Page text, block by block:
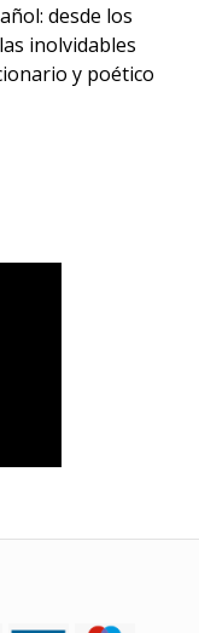
desde los
inolvidables
y poético